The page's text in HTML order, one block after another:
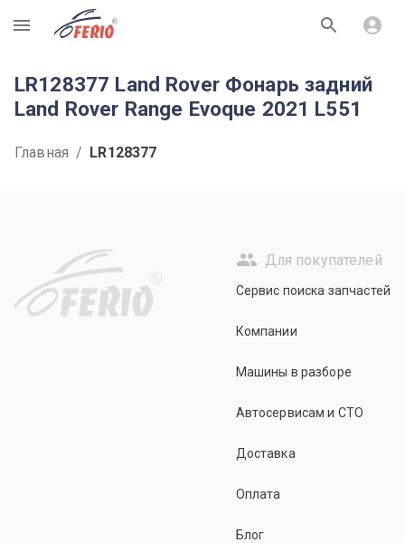
R
LR128377 Land Rover Фонарь задний
Land Rover Range Evoque 2021 L551
Главная / LR128377
R
Для покупателей
Сервис поиска запчастей
Компании
Машины в разборе
Автосервисам и СТО
Доставка
Оплата
Блог